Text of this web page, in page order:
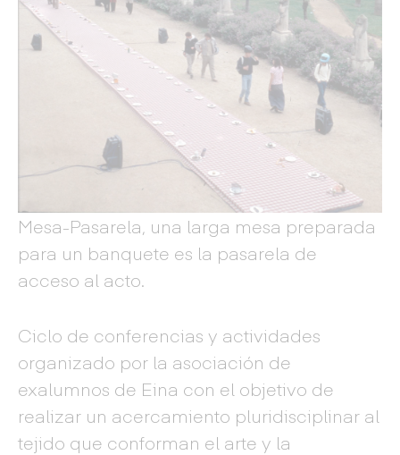
Mesa-Pasarela, una larga mesa preparada
para un banquete es la pasarela de
acceso al acto.
Ciclo de conferencias y actividades
organizado por la asociación de
exalumnos de Eina con el objetivo de
realizar un acercamiento pluridisciplinar al
tejido que conforman el arte y la